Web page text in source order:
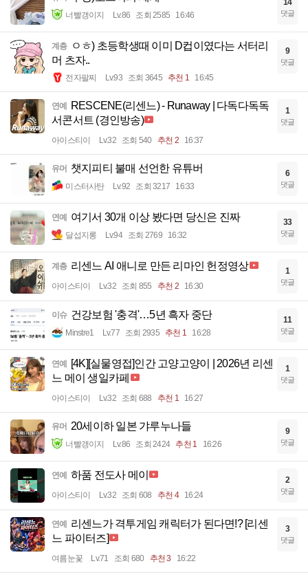
너빨갱이지 Lv.86 조회 2585 16:46 댓글
계층
ㅇㅎ) 초등학생때 이미 D컵이였다는 서터리
머 츠자..
전자팔찌 Lv.93 조회 3645 추천 1 16:45
9
댓글
연예 RESCENE(리센느) - Runaway | 다독다독독
서콘서트 (경인방송)
아이스티이 Lv.32 조회 540 추천 2 16:37
1
댓글
유머 챗지피티 불매 선언한 유튜버
미스터사탄 Lv.92 조회 3217 16:33
6
댓글
연예 여기서 30개 이상 봤다면 당신은 진짜
달섭지롱 Lv.94 조회 2769 16:32
33
댓글
계층 리센느 AI 애니로 만든 리마인 헌정영상
아이스티이 Lv.32 조회 855 추천 2 16:30
1
댓글
이슈 건강보험 '충격'…5년 흑자 중단
Minstre1 Lv.77 조회 2935 추천 1 16:28
11
댓글
연예 [4K][실물영접]인간 고양고양이 | 2026년 리센
느 메이 생일카페
아이스티이 Lv.32 조회 688 추천 1 16:27
1
댓글
유머 20세이하 일본 갸루누나들
너빨갱이지 Lv.86 조회 2424 추천 1 16:26
9
댓글
연예 하품 전도사 메이
아이스티이 Lv.32 조회 608 추천 4 16:24
2
댓글
연예 리센느가 격투게임 캐릭터가 된다면!? [리센
느 파이터즈]
여름눈꽃 Lv.71 조회 680 추천 3 16:22
3
댓글